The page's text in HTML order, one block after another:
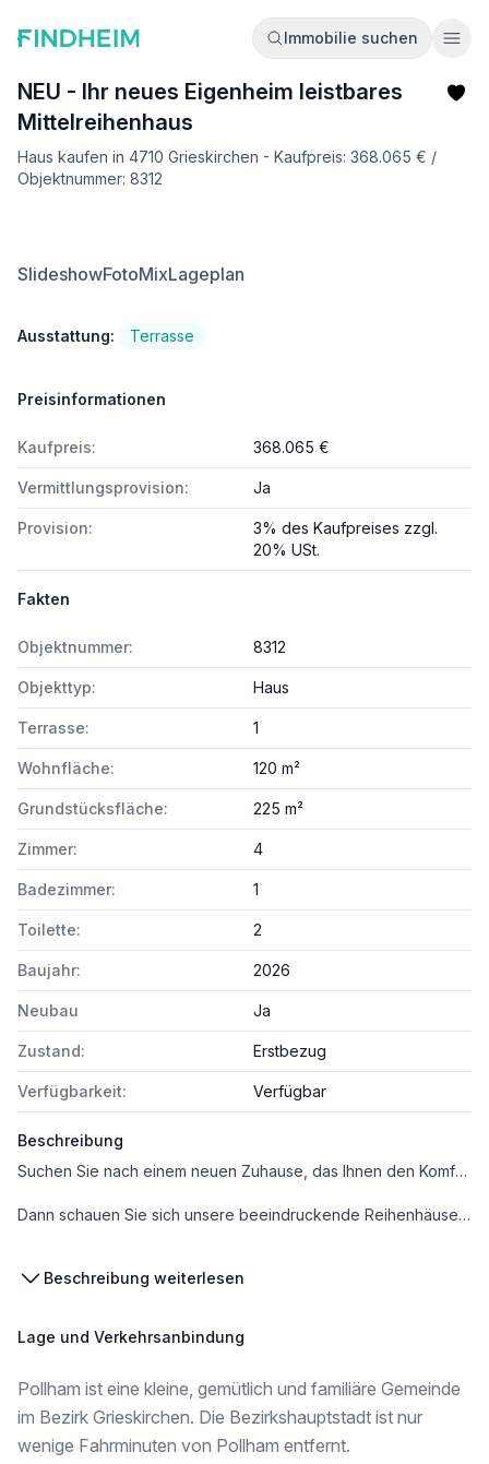
Immobilie suchen
NEU - Ihr neues Eigenheim leistbares
Mittelreihenhaus
Haus kaufen in 4710 Grieskirchen - Kaufpreis: 368.065 € /
Objektnummer: 8312
SlideshowFotoMixLageplan
Ausstattung: Terrasse
Preisinformationen
Kaufpreis: 368.065 €
Vermittlungsprovision: Ja
Provision:
3% des Kaufpreises zzgl.
20% USt.
Fakten
Objektnummer: 8312
Objekttyp: Haus
Terrasse: 1
Wohnfläche: 120 m²
Grundstücksfläche: 225 m²
Zimmer: 4
Badezimmer: 1
Toilette: 2
Baujahr: 2026
Neubau Ja
Zustand: Erstbezug
Verfügbarkeit: Verfügbar
Beschreibung
Suchen Sie nach einem neuen Zuhause, das Ihnen den Komfort und die Freiheit eines Einfamilienhauses bietet?
Dann schauen Sie sich unsere beeindruckende Reihenhäuser mit großzügigen 120 m² Nutzfläche an! Dies ist eine super alternative zu den engen Wohnungen in einen dieser anonymen Wohnblocks, hier erwartet Sie ein ganz besonderes Wohnerlebnis.
Hier die Fakten vorab für eilige Leser:
120m² Nutzfläche (im belagsfertigen Zustand / Schlüsselfertigstellung selbstverständlich möglich)
Beschreibung weiterlesen
Lage und Verkehrsanbindung
Pollham ist eine kleine, gemütlich und familiäre Gemeinde
im Bezirk Grieskirchen. Die Bezirkshauptstadt ist nur
wenige Fahrminuten von Pollham entfernt.